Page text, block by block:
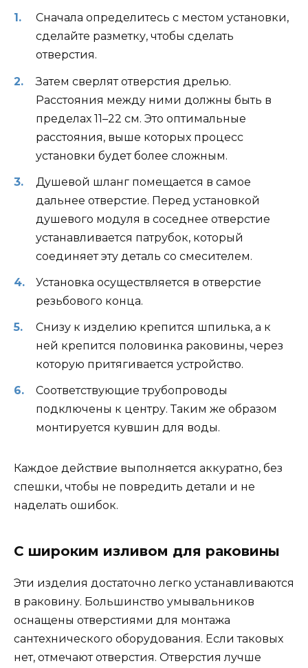
Сначала определитесь с местом установки,
сделайте разметку, чтобы сделать
отверстия.
Затем сверлят отверстия дрелью.
Расстояния между ними должны быть в
пределах 11–22 см. Это оптимальные
расстояния, выше которых процесс
установки будет более сложным.
Душевой шланг помещается в самое
дальнее отверстие. Перед установкой
душевого модуля в соседнее отверстие
устанавливается патрубок, который
соединяет эту деталь со смесителем.
Установка осуществляется в отверстие
резьбового конца.
Снизу к изделию крепится шпилька, а к
ней крепится половинка раковины, через
которую притягивается устройство.
Соответствующие трубопроводы
подключены к центру. Таким же образом
монтируется кувшин для воды.
Каждое действие выполняется аккуратно, без
спешки, чтобы не повредить детали и не
наделать ошибок.
С широким изливом для раковины
Эти изделия достаточно легко устанавливаются
в раковину. Большинство умывальников
оснащены отверстиями для монтажа
сантехнического оборудования. Если таковых
нет, отмечают отверстия. Отверстия лучше